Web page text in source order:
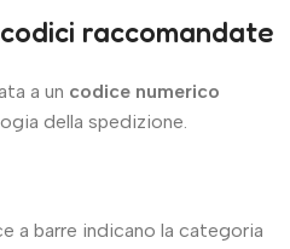
raccomandate
a un codice numerico
della spedizione.
a barre indicano la categoria